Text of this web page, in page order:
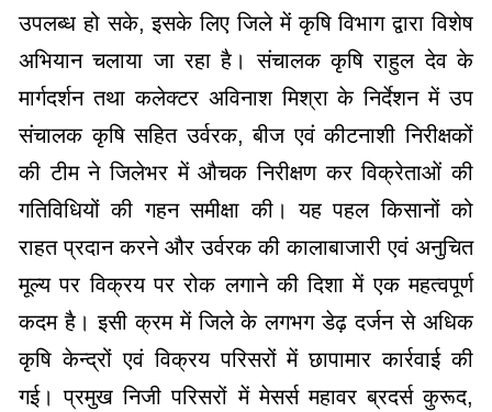
उपलब्ध हो सके, इसके लिए जिले में कृषि विभाग द्वारा विशेष
अभियान चलाया जा रहा है। संचालक कृषि राहुल देव के
मार्गदर्शन तथा कलेक्टर अविनाश मिश्रा के निर्देशन में उप
संचालक कृषि सहित उर्वरक, बीज एवं कीटनाशी निरीक्षकों
की टीम ने जिलेभर में औचक निरीक्षण कर विक्रेताओं की
गतिविधियों की गहन समीक्षा की। यह पहल किसानों को
राहत प्रदान करने और उर्वरक की कालाबाजारी एवं अनुचित
मूल्य पर विक्रय पर रोक लगाने की दिशा में एक महत्वपूर्ण
कदम है। इसी क्रम में जिले के लगभग डेढ़ दर्जन से अधिक
कृषि केन्द्रों एवं विक्रय परिसरों में छापामार कार्रवाई की
गई। प्रमुख निजी परिसरों में मेसर्स महावर ब्रदर्स कुरूद,